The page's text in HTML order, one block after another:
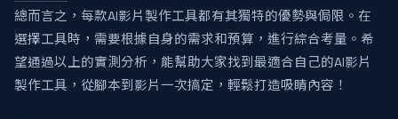
總而言之，每款AI影片製作工具都有其獨特的優勢與侷限。在
選擇工具時，需要根據自身的需求和預算，進行綜合考量。希
望通過以上的實測分析，能幫助大家找到最適合自己的AI影片
製作工具，從腳本到影片一次搞定，輕鬆打造吸睛內容！